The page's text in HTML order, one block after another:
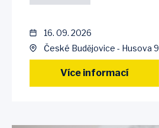
16. 09. 2026
České Budějovice - Husova 9
Více informací